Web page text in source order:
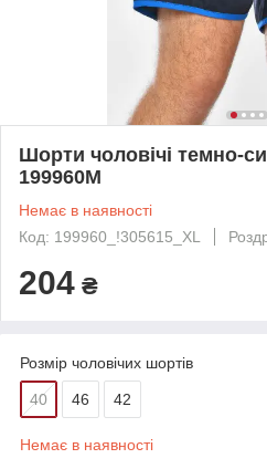
Шорти чоловічі темно-
199960M
Немає в наявності
Код: 199960_!305615_XL
204 ₴
Розмір чоловічих шортів
40 46 42
Немає в наявності